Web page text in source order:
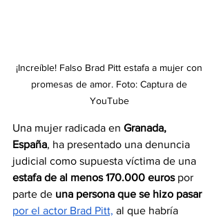
¡Increíble! Falso Brad Pitt estafa a mujer con
promesas de amor. Foto: Captura de
YouTube
Una mujer radicada en Granada,
España, ha presentado una denuncia
judicial como supuesta víctima de una
estafa de al menos 170.000 euros por
parte de una persona que se hizo pasar
por el actor Brad Pitt, al que habría